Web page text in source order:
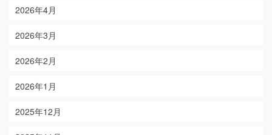
2026年4月
2026年3月
2026年2月
2026年1月
2025年12月